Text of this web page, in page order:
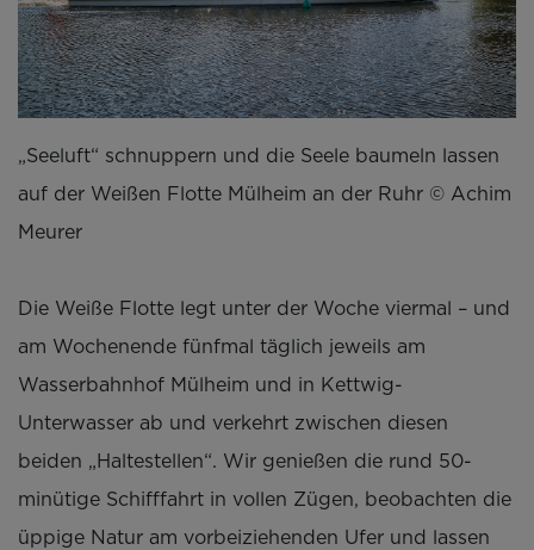
„Seeluft“ schnuppern und die Seele baumeln lassen
auf der Weißen Flotte Mülheim an der Ruhr © Achim
Meurer
Die Weiße Flotte legt unter der Woche viermal – und
am Wochenende fünfmal täglich jeweils am
Wasserbahnhof Mülheim und in Kettwig-
Unterwasser ab und verkehrt zwischen diesen
beiden „Haltestellen“. Wir genießen die rund 50-
minütige Schifffahrt in vollen Zügen, beobachten die
üppige Natur am vorbeiziehenden Ufer und lassen